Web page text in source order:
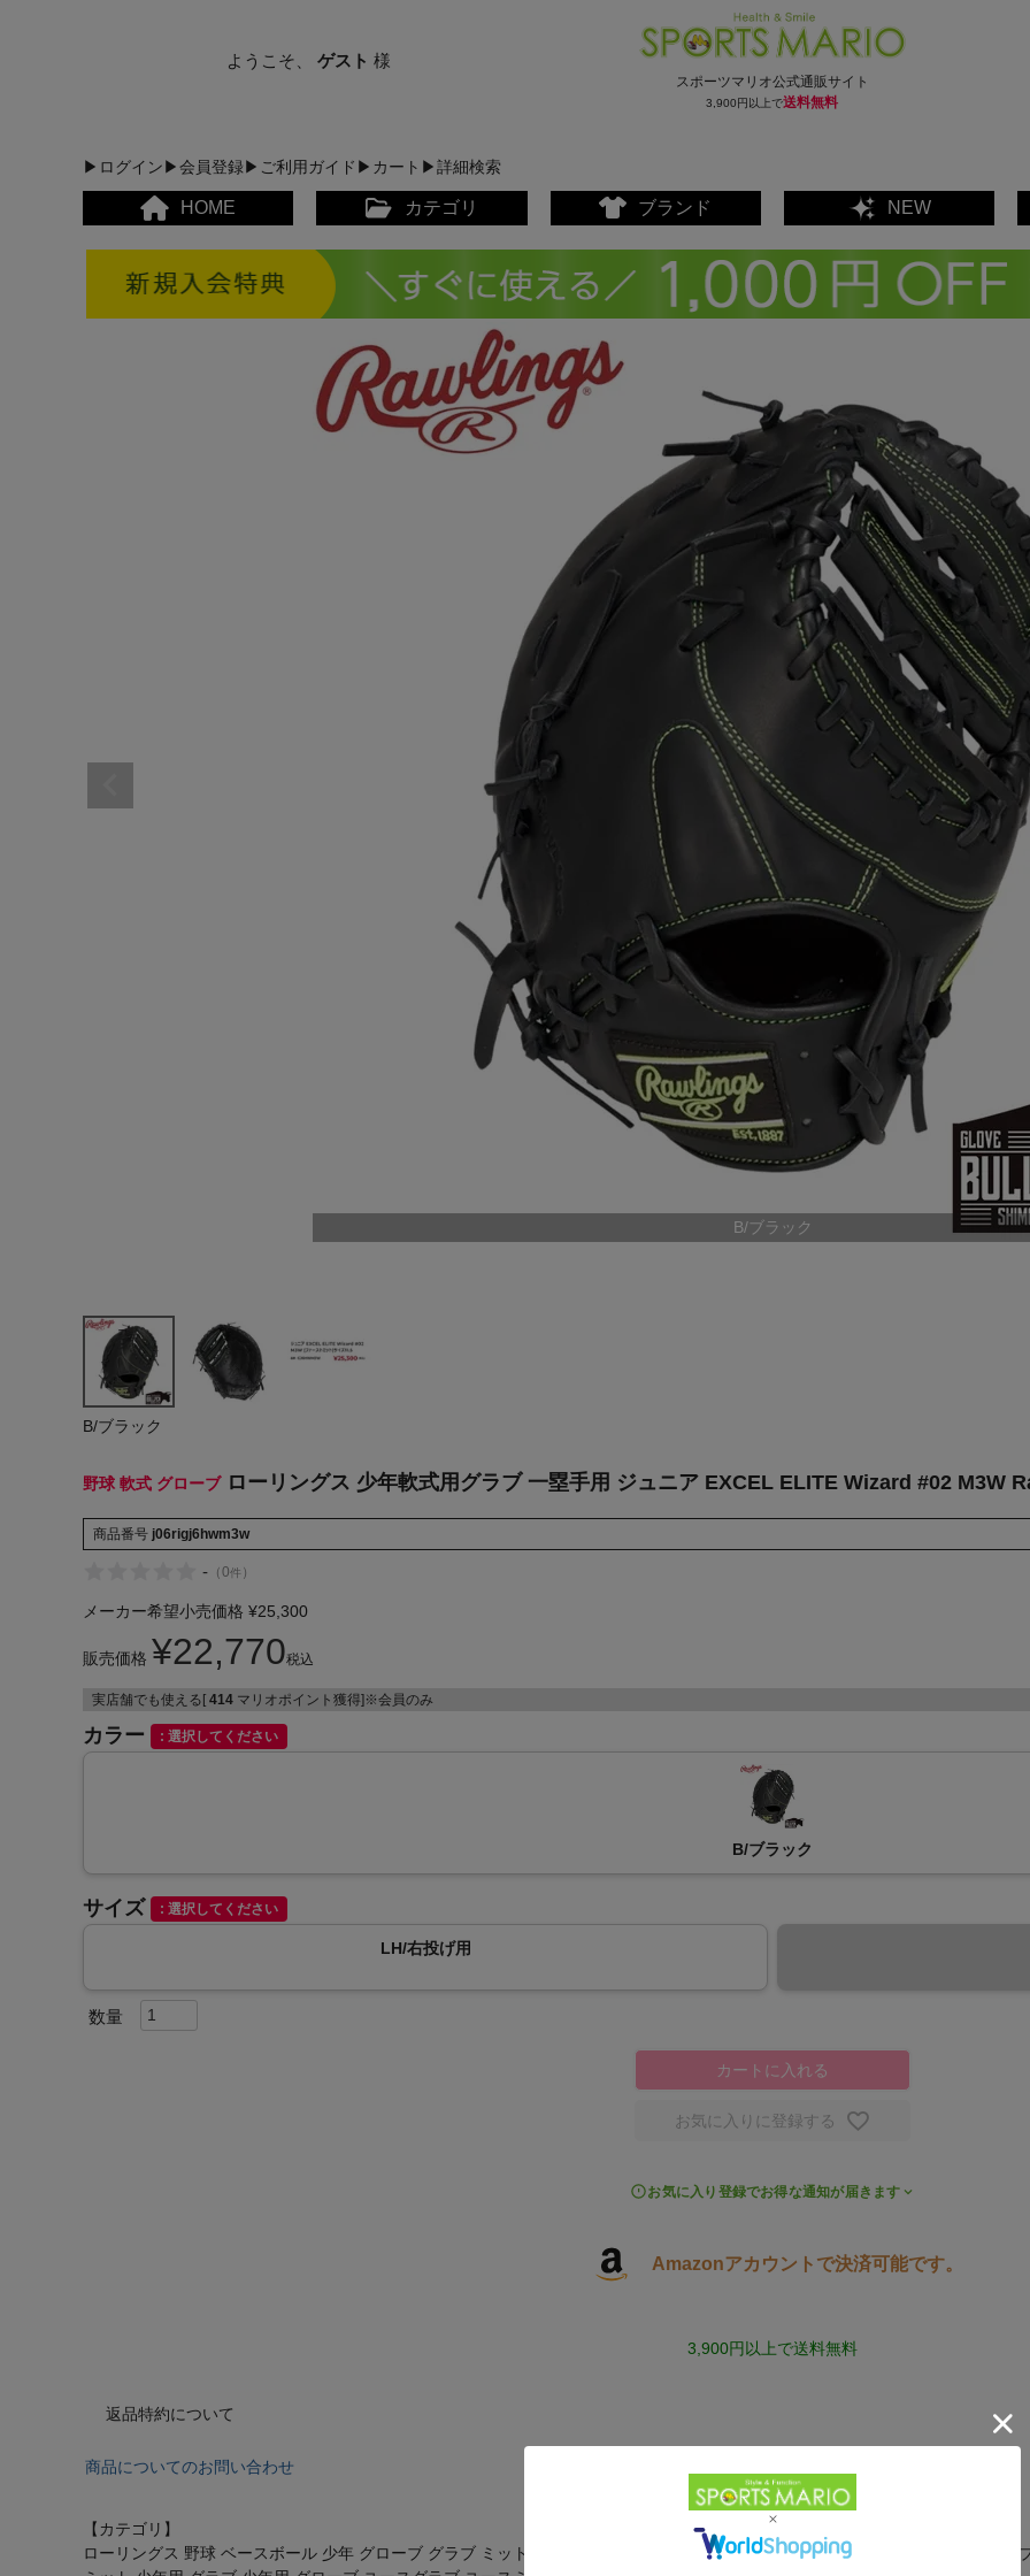
スポーツマリオ公式通販サイト
3,900円以上で送料無料
ようこそ、 ゲスト様
▶ログイン▶会員登録▶ご利用ガイド ▶カート ▶詳細検索
HOME カテゴリ
メンズカジュアルウェア
メンズシューズ･スニーカー
レディースシューズ･スニーカー
サンダル･シューズその他
キャップ･ハット･ニット
全てのカテゴリを見る
通学
プレゼント
インフィット INFIT
サックス SAXX
ブランド NEW
B/ブラック
B/ブラック
野球 軟式 グローブ ローリングス 少年軟式用グラブ 一塁手用 ジュニア EXCEL ELITE Wizard #02 M3W
商品番号 j06rigj6hwm3w
- （0件 ）
メーカー希望小売価格 ¥25,300
販売価格 ¥22,770税込
実店舗でも使える[ 414 マリオポイント獲得]※会員のみ
カラー 選択してください
B/ブラック
サイズ 選択してください
LH/右投げ用
カートに入れる
お気に入りに登録する
お気に入り登録でお得な通知が届きます
Amazonアカウントで決済可能です。
3,900円以上で送料無料
返品特約について
商品についてのお問い合わせ
【カテゴリ】
ローリングス 野球 ベースボール 少年 グローブ グラブ ミット 少年用グラブ 少年用ミット 少年用グローブ 少年グラブ 少年グロ